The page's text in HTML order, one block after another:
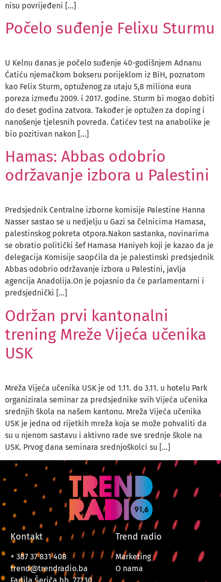
nisu povrijeđeni […]
Počelo suđenje Felixu Sturmu
U Kelnu danas je počelo suđenje 40-godišnjem Adnanu
Ćatiću njemačkom bokseru porijeklom iz BiH, poznatom
kao Felix Sturm, optuženog za utaju 5,8 miliona eura
poreza između 2009. i 2017. godine. Sturm bi mogao dobiti
do deset godina zatvora. Također je optužen za doping i
nanošenje tjelesnih povreda. Ćatićev test na anabolike je
bio pozitivan nakon […]
Hamas: Abbas odobrio
održavanje izbora u Palestini
Predsjednik Centralne izborne komisije Palestine Hanna
Nasser sastao se u nedjelju u Gazi sa čelnicima Hamasa,
palestinskog pokreta otpora.Nakon sastanka, novinarima
se obratio politički šef Hamasa Haniyeh koji je kazao da je
delegacija Komisije saopćila da je palestinski predsjednik
Abbas odobrio održavanje izbora u Palestini, javlja
agencija Anadolija.On je pojasnio da će parlamentarni i
predsjednički […]
Održan prvi kantonalni
trening Mreže Vijeća učenika
USK
Mreža Vijeća učenika USK je od 1.11. do 3.11. u hotelu Park
organizirala seminar za predsjednike svih Vijeća učenika
srednjih škola na našem kantonu. Mreža Vijeća učenika
USK je jedna od rijetkih mreža koja se može pohvaliti da
su u njenom sastavu i aktivno rade sve srednje škole na
USK. Prvog dana seminara srednjoškolci su […]
Kontakt
+ 387 37 831 408
trend@trendradio.ba
Trend radio
Marketing
O nama